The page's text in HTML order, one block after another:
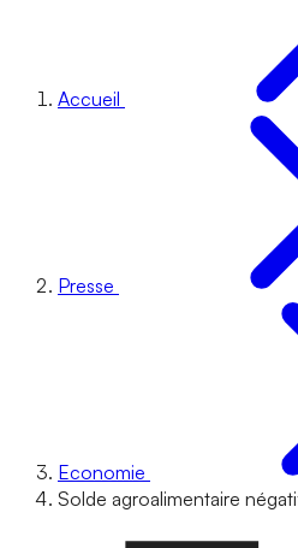
Accueil
Presse
Economie
Solde agroalimentaire